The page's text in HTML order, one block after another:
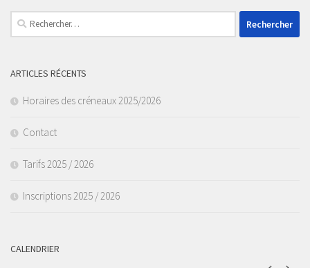
Rechercher :
ARTICLES RÉCENTS
Horaires des créneaux 2025/2026
Contact
Tarifs 2025 / 2026
Inscriptions 2025 / 2026
CALENDRIER